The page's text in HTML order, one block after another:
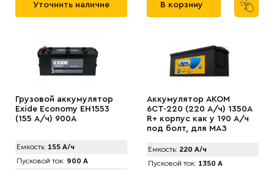
Уточнить наличие В корзину
Грузовой аккумулятор
Exide Economy EH1553
(155 А/ч) 900A
Емкость: 155 А/ч
Пусковой ток: 900 А
Аккумулятор AКОМ
6СТ-220 (220 А/ч) 1350A
R+ корпус как у 190 А/ч
под болт, для МАЗ
Емкость: 220 А/ч
Пусковой ток: 1350 А